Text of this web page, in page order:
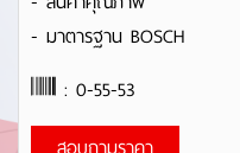
- มาตารฐาน BOSCH
: 0-55-53